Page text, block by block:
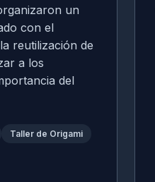
un
con el
reutilización de
a los
del
Taller de Origami